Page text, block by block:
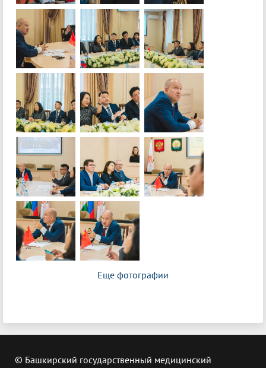
Еще фотографии
© Башкирский государственный медицинский